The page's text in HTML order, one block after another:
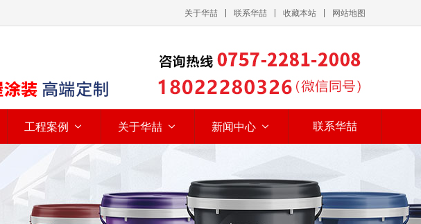
关于华喆 联系华喆 收藏本站 网站地图
工程案例 关于华喆 新闻中心 联系华喆